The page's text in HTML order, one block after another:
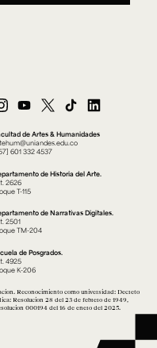
de Artes & Humanidades
601 332 4537
de Historia del Arte.
2626
T-115
de Narrativas Digitales.
2501
TM-204
de Posgrados.
4925
K-206
Reconocimiento como universidad: Decreto
Resolución 28 del 23 de febrero de 1949,
000194 del 16 de enero del 2025.